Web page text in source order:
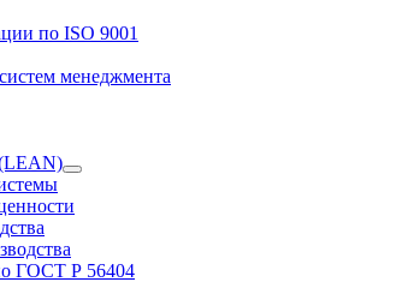
по ISO 9001
менеджмента
ГОСТ Р 56404